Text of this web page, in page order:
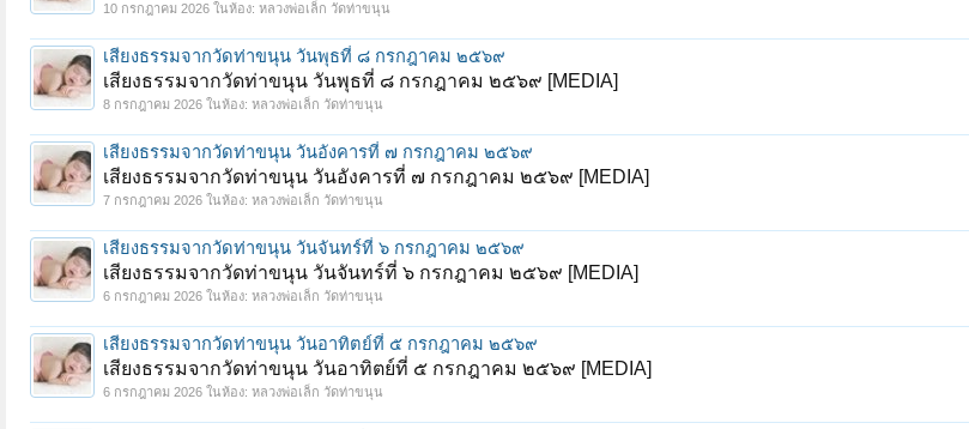
10 กรกฎาคม 2026 ในห้อง: หลวงพ่อเล็ก วัดท่าขนุน
เสียงธรรมจากวัดท่าขนุน วันพุธที่ ๘ กรกฎาคม ๒๕๖๙
เสียงธรรมจากวัดท่าขนุน วันพุธที่ ๘ กรกฎาคม ๒๕๖๙ [MEDIA]
8 กรกฎาคม 2026 ในห้อง: หลวงพ่อเล็ก วัดท่าขนุน
เสียงธรรมจากวัดท่าขนุน วันอังคารที่ ๗ กรกฎาคม ๒๕๖๙
เสียงธรรมจากวัดท่าขนุน วันอังคารที่ ๗ กรกฎาคม ๒๕๖๙ [MEDIA]
7 กรกฎาคม 2026 ในห้อง: หลวงพ่อเล็ก วัดท่าขนุน
เสียงธรรมจากวัดท่าขนุน วันจันทร์ที่ ๖ กรกฎาคม ๒๕๖๙
เสียงธรรมจากวัดท่าขนุน วันจันทร์ที่ ๖ กรกฎาคม ๒๕๖๙ [MEDIA]
6 กรกฎาคม 2026 ในห้อง: หลวงพ่อเล็ก วัดท่าขนุน
เสียงธรรมจากวัดท่าขนุน วันอาทิตย์ที่ ๕ กรกฎาคม ๒๕๖๙
เสียงธรรมจากวัดท่าขนุน วันอาทิตย์ที่ ๕ กรกฎาคม ๒๕๖๙ [MEDIA]
6 กรกฎาคม 2026 ในห้อง: หลวงพ่อเล็ก วัดท่าขนุน